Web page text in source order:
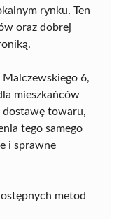
rynku. Ten
oraz dobrej
6,
mieszkańców
dostawę towaru,
tego samego
i sprawne
metod